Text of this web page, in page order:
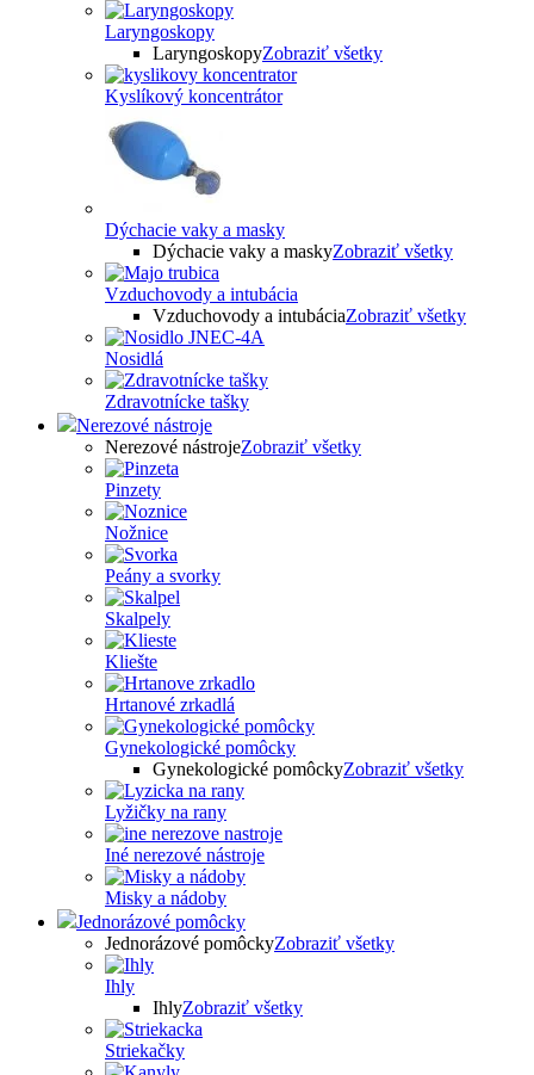
Laryngoskopy
LaryngoskopyZobraziť všetky
Kyslíkový koncentrátor
Dýchacie vaky a masky
Dýchacie vaky a maskyZobraziť všetky
Vzduchovody a intubácia
Vzduchovody a intubáciaZobraziť všetky
Nosidlá
Zdravotnícke tašky
Nerezové nástroje
Nerezové nástrojeZobraziť všetky
Pinzety
Nožnice
Peány a svorky
Skalpely
Kliešte
Hrtanové zrkadlá
Gynekologické pomôcky
Gynekologické pomôckyZobraziť všetky
Lyžičky na rany
Iné nerezové nástroje
Misky a nádoby
Jednorázové pomôcky
Jednorázové pomôckyZobraziť všetky
Ihly
IhlyZobraziť všetky
Striekačky